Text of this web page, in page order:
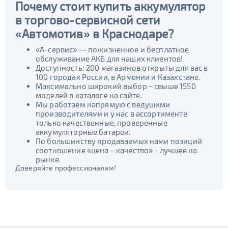
Duracell
Yuasa
Racer
Buran
Mutlu
DELKOR
AC/DC
JOKER
Exide
Тюменский Медведь
Bravo
Tyumen Batbear
MOLL
Varta
Bosch
Flagman
BatBear
Tiger
ЯМАЛ
FB
SuperNova
Драйв
Solite
Почему стоит купить аккумулятор
в торгово-сервисной сети
«Автомотив» в Краснодаре?
«А-сервис» — пожизненное и бесплатное
обслуживание АКБ для наших клиентов!
Доступность: 200 магазинов открыты для вас в
100 городах России, в Армении и Казахстане.
Максимально широкий выбор – свыше 1550
моделей в каталоге на сайте.
Мы работаем напрямую с ведущими
производителями и у нас в ассортименте
только качественные, проверенные
аккумуляторные батареи.
По большинству продаваемых нами позиций
соотношение «цена – качество» - лучшее на
рынке.
Доверяйте профессионалам!